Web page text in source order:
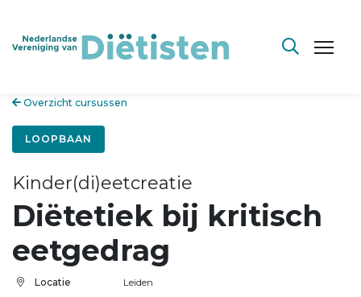
Overzicht cursussen
LOOPBAAN
Kinder(di)eetcreatie
Diëtetiek bij kritisch
eetgedrag
Locatie
Leiden